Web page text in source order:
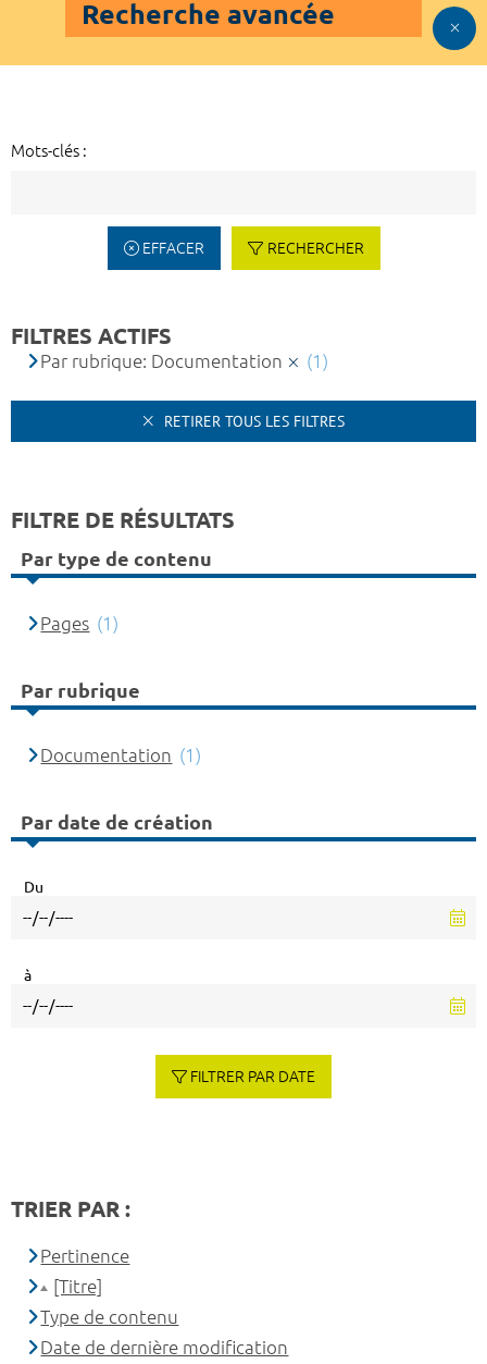
Recherche avancée
Mots-clés :
EFFACER RECHERCHER
FILTRES ACTIFS
Par rubrique: Documentation (1)
RETIRER TOUS LES FILTRES
FILTRE DE RÉSULTATS
Par type de contenu
Pages (1)
Par rubrique
Documentation (1)
Par date de création
Du
à
FILTRER PAR DATE
TRIER PAR :
Pertinence
[Titre]
Type de contenu
Date de dernière modification